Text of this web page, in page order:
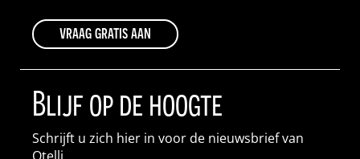
vraag gratis aan
Blijf op de hoogte
Schrijft u zich hier in voor de nieuwsbrief van
Otelli.